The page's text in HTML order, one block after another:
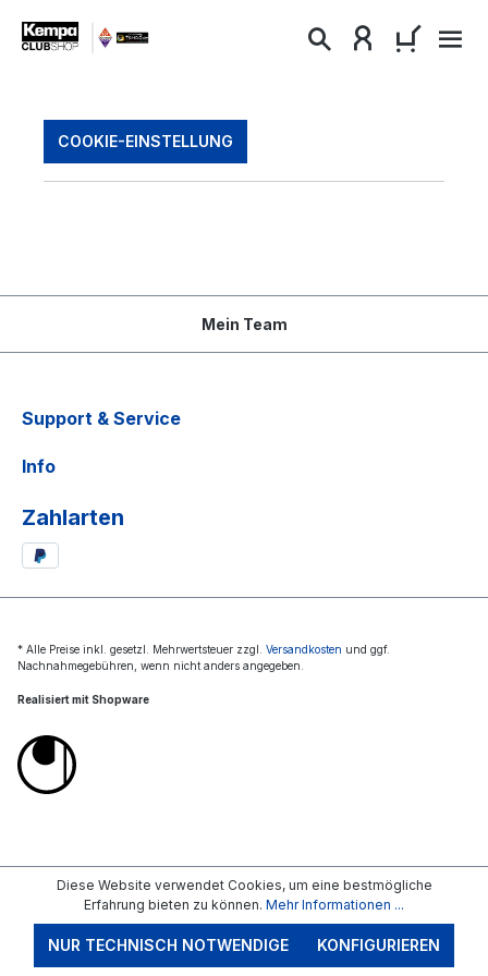
springen
COOKIE-EINSTELLUNG
Mein Team
Support & Service
Info
Zahlarten
* Alle Preise inkl. gesetzl. Mehrwertsteuer zzgl. Versandkosten und ggf.
Nachnahmegebühren, wenn nicht anders angegeben.
Realisiert mit Shopware
Diese Website verwendet Cookies, um eine bestmögliche
Erfahrung bieten zu können. Mehr Informationen ...
NUR TECHNISCH NOTWENDIGE KONFIGURIEREN